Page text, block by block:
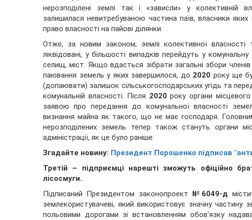
нерозподілені землі так і «зависли» у колективній
залишилася невитребуваною частина паїв, власники
право власності на пайові ділянки.
Отже, за новим законом, землі колективної власності
ліквідовані, у більшості випадків перейдуть у
селищ, міст. Якщо вдасться зібрати загальні збори
паювання земель у яких завершилося, до 2020 року ще
(допаювати) залишок сільськогосподарських угідь та
комунальній власності. Після 2020 року органи
заявою про передання до комунальної власності
визнання майна як такого, що не має господаря.
нерозподілених земель тепер також стануть органи
адміністрації, як це було раніше.
Згадайте новину: Президент Порошенко підписав
Третій – підприємці нарешті зможуть офіційно
лісосмуги.
Підписаний Президентом законопроект №6049-д
землекористувачеві, який використовує значну
польовими дорогами зі встановленням обов'язку